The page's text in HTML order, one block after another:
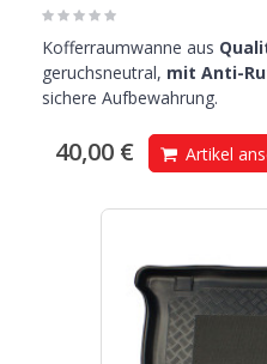
Kofferraumwanne aus
geruchsneutral, mit Anti-
sichere Aufbewahrung.
40,00 € Artikel